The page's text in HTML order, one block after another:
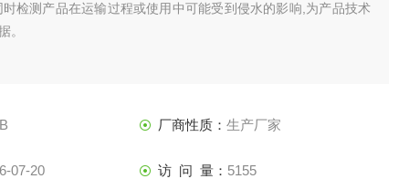
检测产品在运输过程或使用中可能受到侵水的影响,为产品技术
。
厂商性质： 生产厂家
07-20 访 问 量： 5155